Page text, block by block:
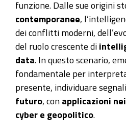
chiuse
"Liguria
2035:
infrastrutture
digitali,
sicurezza
e
intelligence
funzione. Dalle sue origini
contemporanee ,
dei conflitti moderni,
del ruolo crescente di
data . In questo scenario,
fondamentale per
presente, individuare
futuro , con applicazioni
cyber e geopolitico